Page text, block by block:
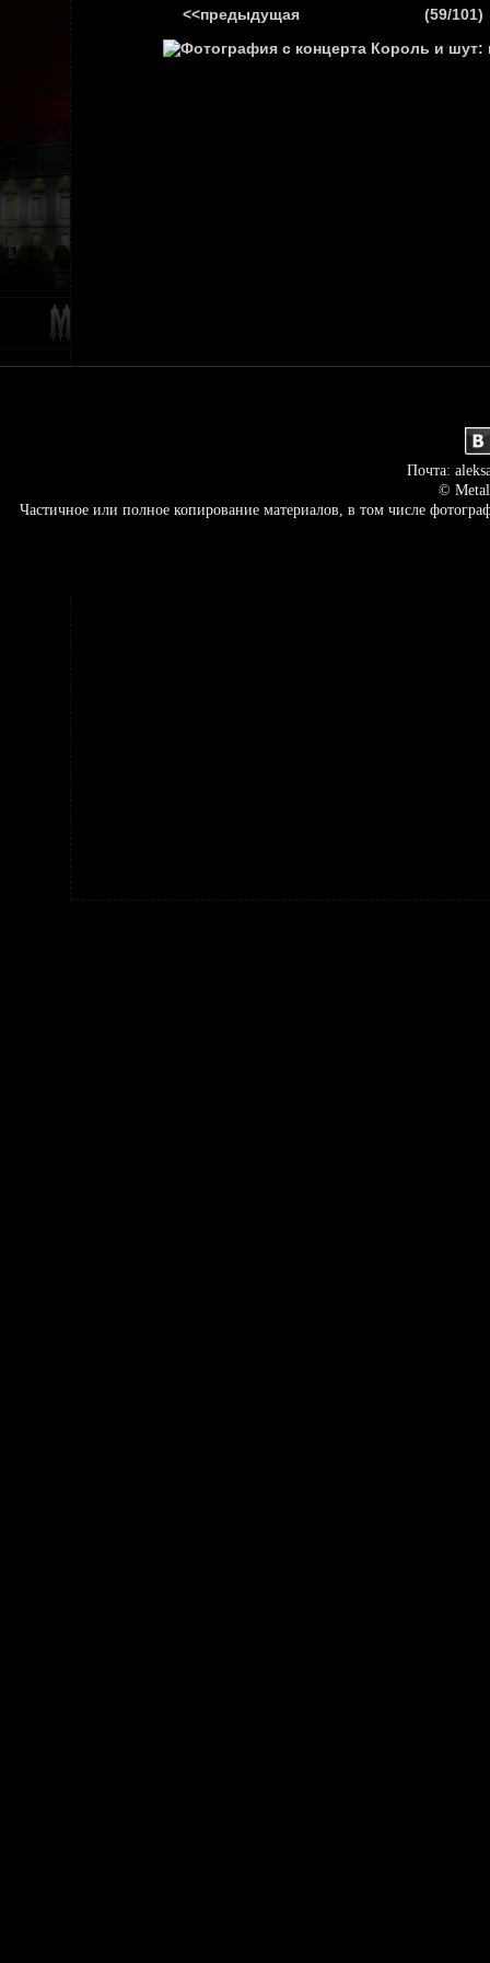
<<предыдущая (59/101)
Почта:
©
Частичное или полное копирование материалов, в том числе